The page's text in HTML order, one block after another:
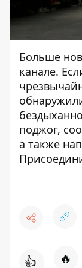
Больше
канале.
поджог,
а также
👍 🔥